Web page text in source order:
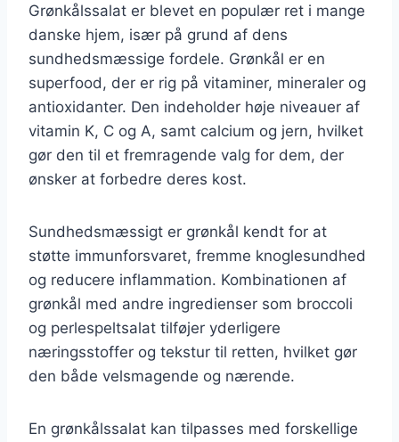
Grønkålssalat er blevet en populær ret i mange
danske hjem, især på grund af dens
sundhedsmæssige fordele. Grønkål er en
superfood, der er rig på vitaminer, mineraler og
antioxidanter. Den indeholder høje niveauer af
vitamin K, C og A, samt calcium og jern, hvilket
gør den til et fremragende valg for dem, der
ønsker at forbedre deres kost.
Sundhedsmæssigt er grønkål kendt for at
støtte immunforsvaret, fremme knoglesundhed
og reducere inflammation. Kombinationen af
grønkål med andre ingredienser som broccoli
og perlespeltsalat tilføjer yderligere
næringsstoffer og tekstur til retten, hvilket gør
den både velsmagende og nærende.
En grønkålssalat kan tilpasses med forskellige